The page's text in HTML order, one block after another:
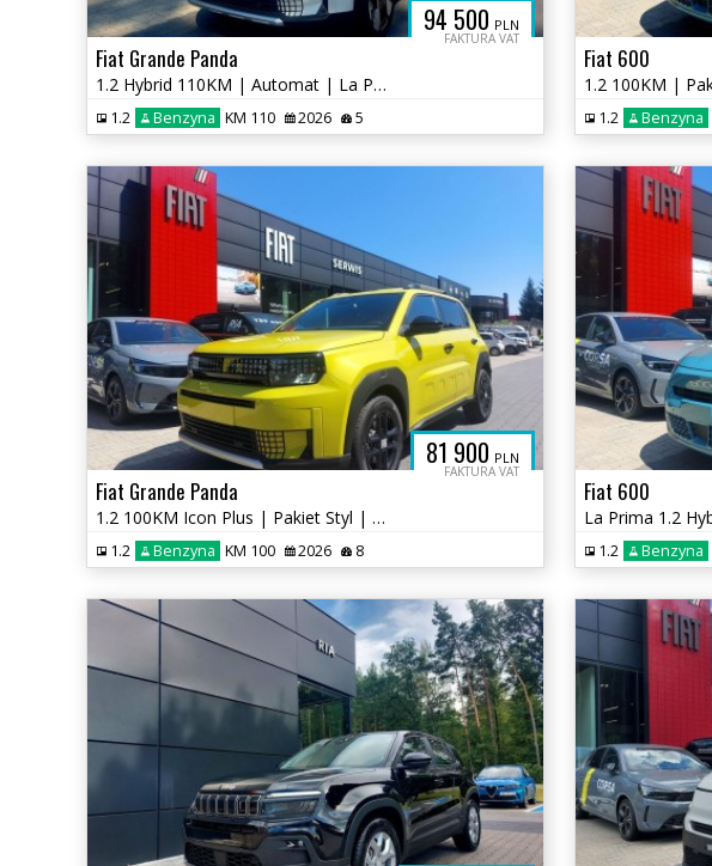
94 500 PLN
FAKTURA VAT
Fiat Grande Panda
1.2 Hybrid 110KM | Automat | La Prima | Pakiet Zimowy
1.2 Benzyna KM 110 2026 5
Fiat 600
1.2 Benzyna
81 900 PLN
FAKTURA VAT
Fiat Grande Panda
1.2 100KM Icon Plus | Pakiet Styl | Żółty Limone | Salon RIA
1.2 Benzyna KM 100 2026 8
Fiat 600
1.2 Benzyna